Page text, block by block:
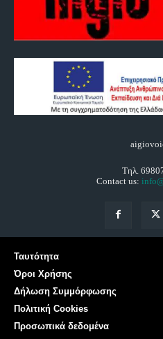
Τηλ.
Contact us:
Ταυτότητα
Όροι Χρήσης
Δήλωση Συμμόρφωσης
Πολιτική Cookies
Προσωπικά δεδομένα